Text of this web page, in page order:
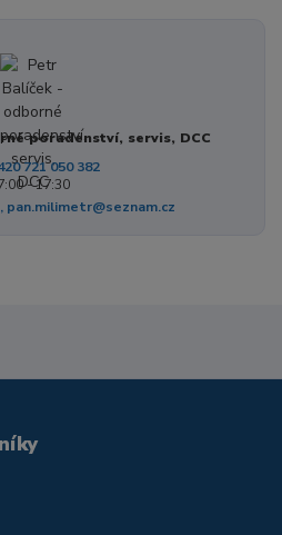
poradenství, servis, DCC
721 050 382
- 17:30
pan.milimetr@seznam.cz